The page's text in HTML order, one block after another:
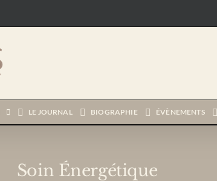
LE JOURNAL BIOGRAPHIE ÉVÈNEMENTS
Soin Énergétique